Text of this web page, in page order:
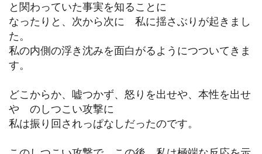
と関わっていた事実を知ることに
なったりと、次から次に 私に揺さぶりが起きまし
た。
私の内側の浮き沈みを面白がるようにつついてきま
す。
どこからか、嘘つかず、怒りを出せや、本性を出せ
や のしつこい攻撃に
私は振り回されっぱなしだったのです。